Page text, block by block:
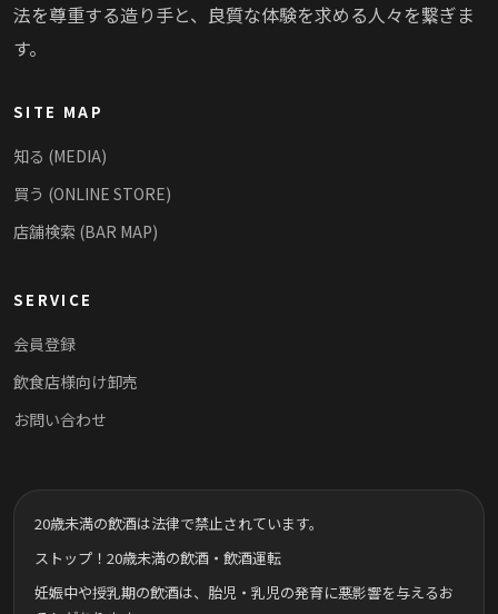
法を尊重する造り手と、良質な体験を求める人々を繋ぎま
す。
SITE MAP
知る (MEDIA)
買う (ONLINE STORE)
店舗検索 (BAR MAP)
SERVICE
会員登録
飲食店様向け卸売
お問い合わせ
20歳未満の飲酒は法律で禁止されています。
ストップ！20歳未満の飲酒・飲酒運転
妊娠中や授乳期の飲酒は、胎児・乳児の発育に悪影響を与えるお